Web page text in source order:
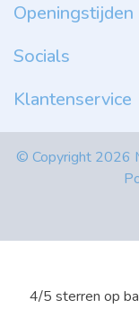
Openingstijden
Socials
Klantenservice
© Copyright 2026
4/5 sterren op